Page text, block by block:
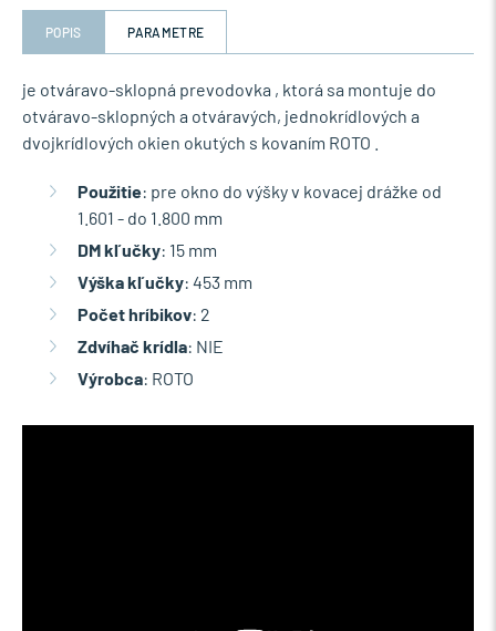
POPIS PARAMETRE
je otváravo-sklopná prevodovka , ktorá sa montuje do
otváravo-sklopných a otváravých, jednokrídlových a
dvojkrídlových okien okutých s kovaním ROTO .
Použitie: pre okno do výšky v kovacej drážke od
1.601 - do 1.800 mm
DM kľučky: 15 mm
Výška kľučky: 453 mm
Počet hríbikov: 2
Zdvíhač krídla: NIE
Výrobca: ROTO